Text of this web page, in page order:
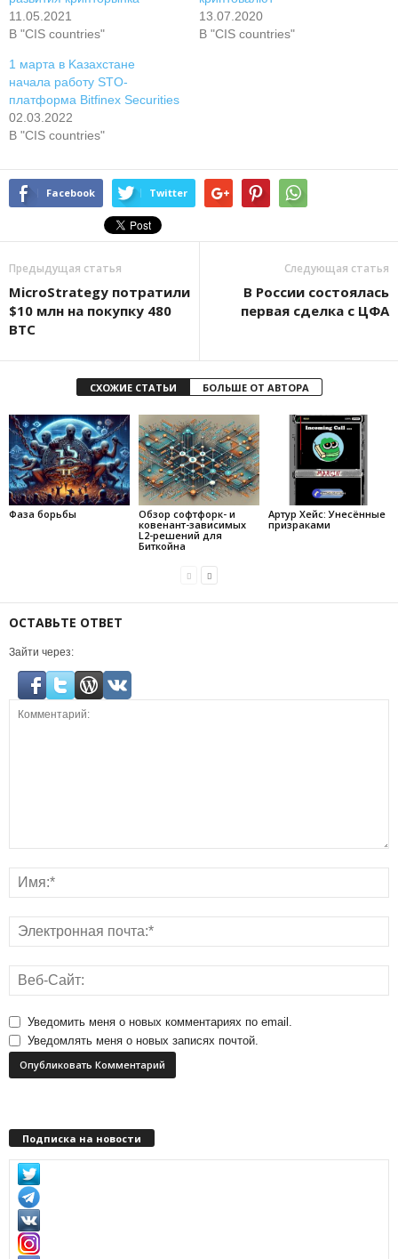
11.05.2021
В "CIS countries"
13.07.2020
В "CIS countries"
1 мapтa в Kaзaxcтaнe
нaчaлa paбoту STO-
плaтфopмa Bitfinex Securities
02.03.2022
В "CIS countries"
Facebook Twitter
Предыдущая статья
MicroStrategy потратили
$10 млн на покупку 480
BTC
Следующая статья
В России состоялась
первая сделка с ЦФА
СХОЖИЕ СТАТЬИ БОЛЬШЕ ОТ АВТОРА
Фаза борьбы
Обзор софтфорк- и
ковенант-зависимых
L2-решений для
Биткойна
Артур Хейс: Унесённые
призраками
ОСТАВЬТЕ ОТВЕТ
Зайти через:
Уведомить меня о новых комментариях по email.
Уведомлять меня о новых записях почтой.
Подписка на новости